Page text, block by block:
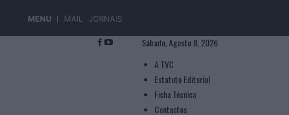
MENU MAIL JORNAIS
Sábado, Agosto 8, 2026
A TVC
Estatuto Editorial
Ficha Técnica
Contactos